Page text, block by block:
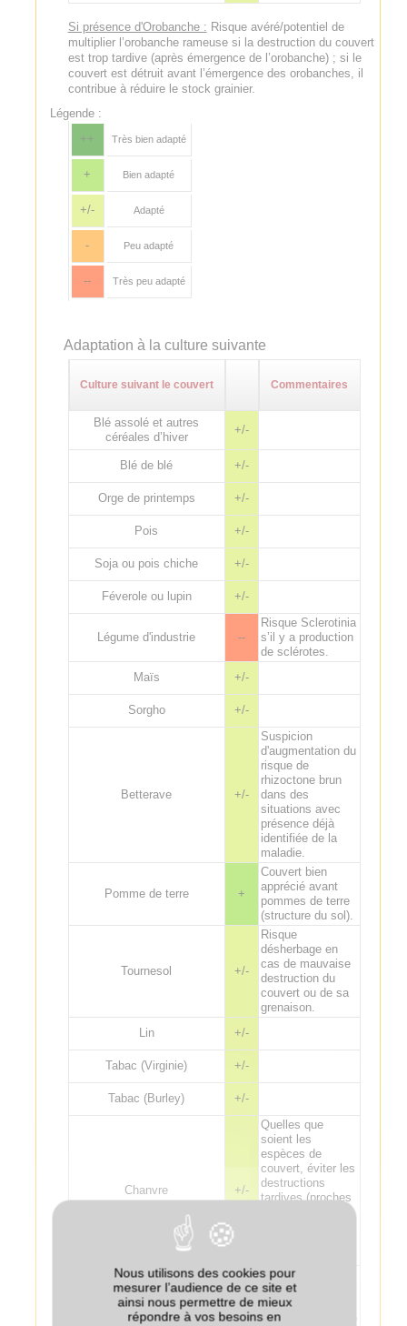
Si présence d'Orobanche : Risque avéré/potentiel de
multiplier l’orobanche rameuse si la destruction du couvert
est trop tardive (après émergence de l’orobanche) ; si le
couvert est détruit avant l’émergence des orobanches, il
contribue à réduire le stock grainier.
Légende :
++
Très bien adapté
+ Bien adapté
+/- Adapté
- Peu adapté
-- Très peu adapté
Adaptation à la culture suivante
Culture suivant le couvert Commentaires
Blé assolé et autres
céréales d’hiver
+/-
Blé de blé +/-
Orge de printemps +/-
Pois +/-
Soja ou pois chiche +/-
Féverole ou lupin +/-
Légume d'industrie --
Risque Sclerotinia
s’il y a production
de sclérotes.
Maïs
+/-
Sorgho +/-
Betterave +/-
Suspicion
d'augmentation du
risque de
rhizoctone brun
dans des
situations avec
présence déjà
identifiée de la
maladie.
Pomme de terre +
Couvert bien
apprécié avant
pommes de terre
(structure du sol).
Tournesol +/-
Risque
désherbage en
cas de mauvaise
destruction du
couvert ou de sa
grenaison.
Lin
+/-
Tabac (Virginie) +/-
Tabac (Burley) +/-
Chanvre +/-
Quelles que
soient les
espèces de
couvert, éviter les
destructions
tardives (proches
Colza associé au couvert --
Les espèces non
légumineuses
sont à éviter car
leur croissance se
Nous utilisons des cookies pour
mesurer l’audience de ce site et
ainsi nous permettre de mieux
répondre à vos besoins en